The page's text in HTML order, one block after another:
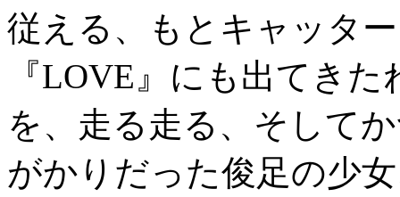
従える、もとキャッタ
『LOVE』にも出てき
を、走る走る、そして
がかりだった俊足の少